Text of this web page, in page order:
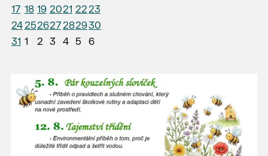
17 18 19 2021 2223
24252627282930
31 1 2 3 4 5 6